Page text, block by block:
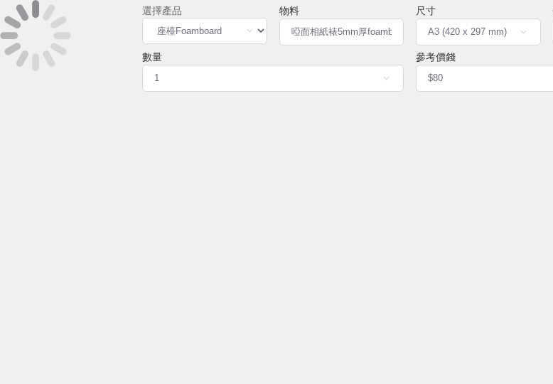
物料 尺寸
數量 參考價錢